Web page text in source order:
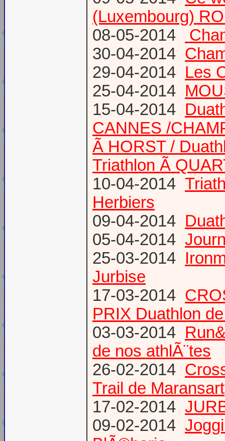
(Luxembourg)
08-05-2014
30-04-2014
29-04-2014 Les
25-04-2014
15-04-2014
CANNES /
Ã HORST /
Triathlon Ã
10-04-2014
Herbiers
09-04-2014
05-04-2014
25-03-2014
Jurbise
17-03-2014
PRIX Duathlon
03-03-2014
de nos athlÃ¨tes
26-02-2014
Trail de Maransart
17-02-2014
09-02-2014